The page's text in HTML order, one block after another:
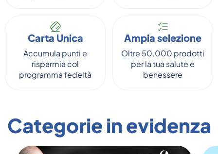
Carta Unica
Accumula punti e
risparmia col
programma fedeltà
Ampia selezione
Oltre 50.000 prodotti
per la tua salute e
benessere
Categorie in evidenza